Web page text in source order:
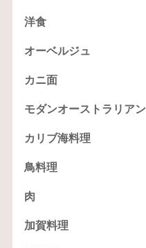
洋食
オーベルジュ
カニ面
モダンオーストラリアン
カリブ海料理
鳥料理
肉
加賀料理